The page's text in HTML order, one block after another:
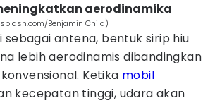
aerodinamika
Benjamin Child)
sebagai antena, bentuk sirip hiu
lebih aerodinamis dibandingkan
Ketika mobil
kecepatan tinggi, udara akan